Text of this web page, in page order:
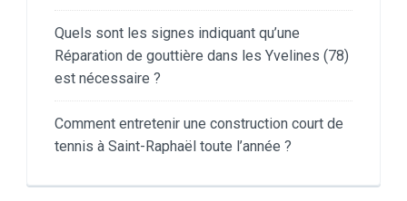
Quels sont les signes indiquant qu’une
Réparation de gouttière dans les Yvelines (78)
est nécessaire ?
Comment entretenir une construction court de
tennis à Saint-Raphaël toute l’année ?